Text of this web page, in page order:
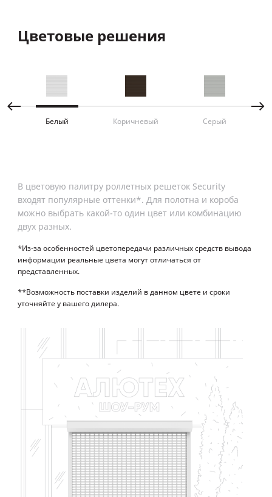
Цветовые решения
Белый Коричневый Серый
В цветовую палитру роллетных решеток Security
входят популярные оттенки*. Для полотна и короба
можно выбрать какой-то один цвет или комбинацию
двух разных.
*Из-за особенностей цветопередачи различных средств вывода
информации реальные цвета могут отличаться от
представленных.
**Возможность поставки изделий в данном цвете и сроки
уточняйте у вашего дилера.